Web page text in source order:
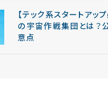
【テック系スタートアッ
の宇宙作戦集団とは？
意点